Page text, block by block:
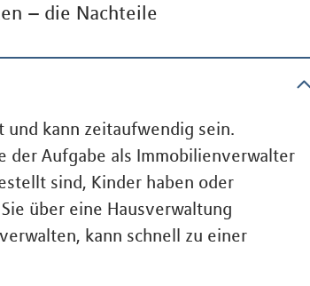
– die Nachteile
und kann zeitaufwendig sein.
der Aufgabe als Immobilienverwalter
sind, Kinder haben oder
über eine Hausverwaltung
kann schnell zu einer